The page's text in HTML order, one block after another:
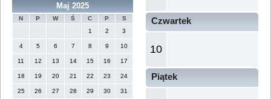
Maj 2025
N P W Ś C P
S
1
2 3
4 5 6 7 8 9 10
11 12 13 14 15 16 17
18 19 20 21 22 23 24
25 26 27 28 29 30 31
Czwartek
10
Piątek